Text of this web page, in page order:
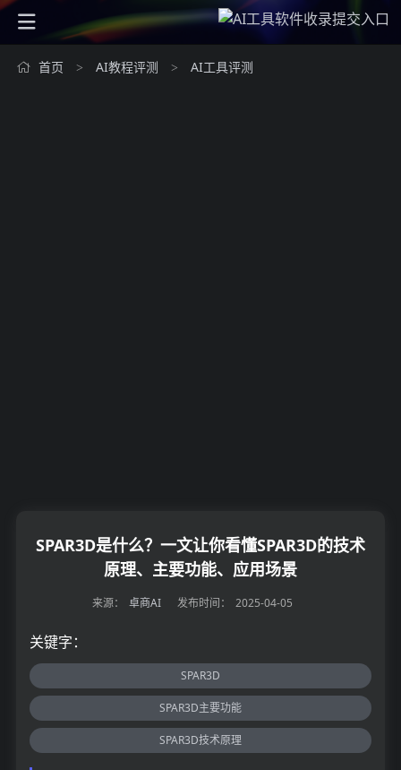
首页 > AI教程评测 > AI工具评测
SPAR3D是什么？一文让你看懂SPAR3D的技术
原理、主要功能、应用场景
来源： 卓商AI 发布时间： 2025-04-05
关键字：
SPAR3D
SPAR3D主要功能
SPAR3D技术原理